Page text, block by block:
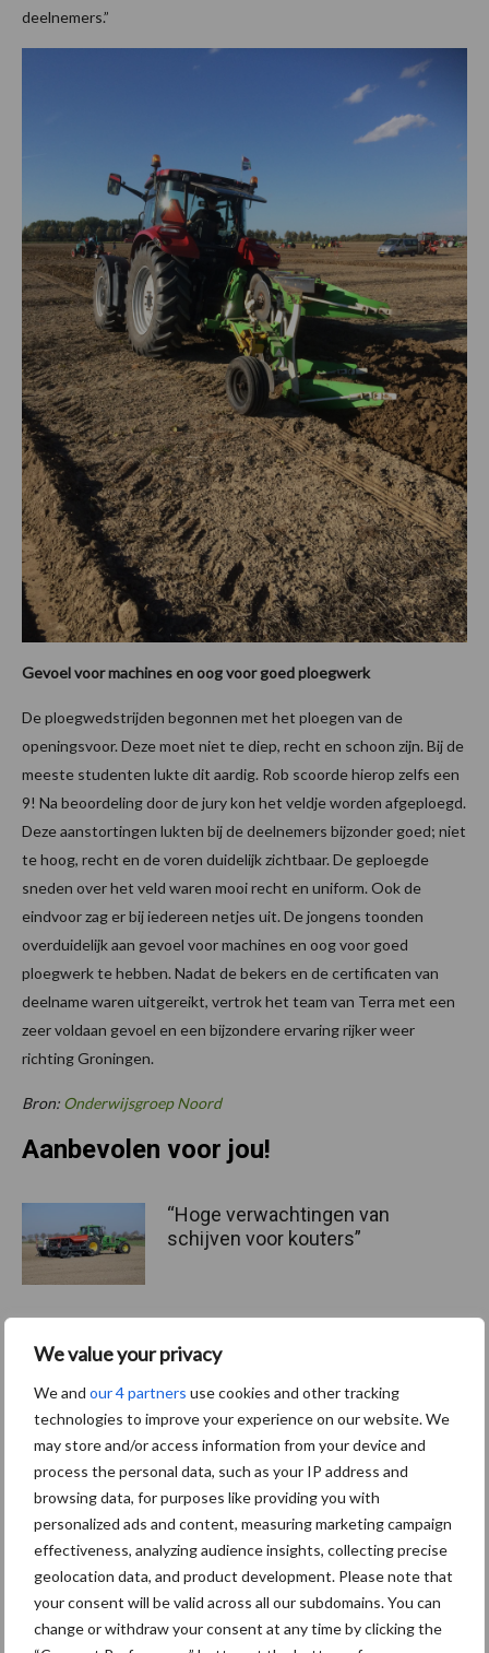
We value your privacy
We and our 4 partners use cookies and other tracking
technologies to improve your experience on our website. We
may store and/or access information from your device and
process the personal data, such as your IP address and
browsing data, for purposes like providing you with
personalized ads and content, measuring marketing campaign
effectiveness, analyzing audience insights, collecting precise
geolocation data, and product development. Please note that
your consent will be valid across all our subdomains. You can
change or withdraw your consent at any time by clicking the
deelnemers.”
Gevoel voor machines en oog voor goed ploegwerk
De ploegwedstrijden begonnen met het ploegen van de
openingsvoor. Deze moet niet te diep, recht en schoon zijn. Bij de
meeste studenten lukte dit aardig. Rob scoorde hierop zelfs een
9! Na beoordeling door de jury kon het veldje worden afgeploegd.
Deze aanstortingen lukten bij de deelnemers bijzonder goed; niet
te hoog, recht en de voren duidelijk zichtbaar. De geploegde
sneden over het veld waren mooi recht en uniform. Ook de
eindvoor zag er bij iedereen netjes uit. De jongens toonden
overduidelijk aan gevoel voor machines en oog voor goed
ploegwerk te hebben. Nadat de bekers en de certificaten van
deelname waren uitgereikt, vertrok het team van Terra met een
zeer voldaan gevoel en een bijzondere ervaring rijker weer
richting Groningen.
Bron: Onderwijsgroep Noord
Aanbevolen voor jou!
“Hoge verwachtingen van
schijven voor kouters”
Albourgh Tyres breidt uit
marktsegmenten
Caterpillar breidt gamma
elektrische bulldozers uit